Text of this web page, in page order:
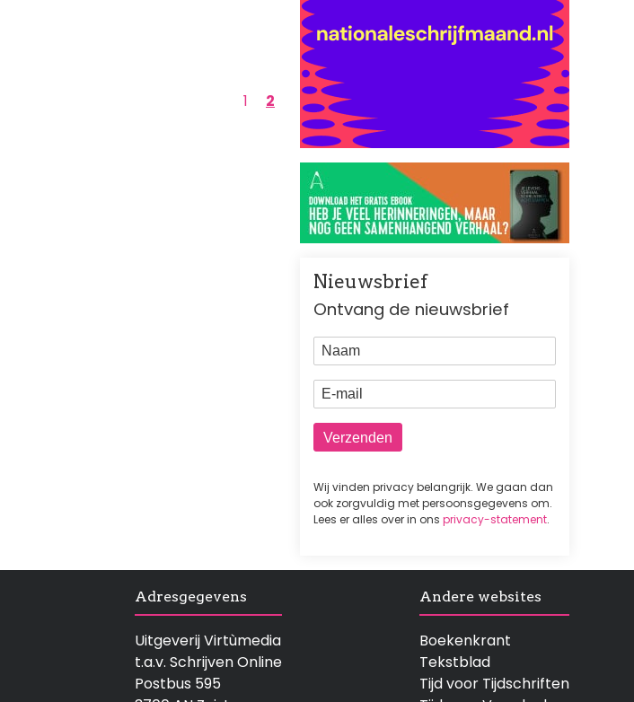
Page
1
Huidige
pagina
2
Nieuwsbrief
Ontvang de nieuwsbrief
Naam
E-mail
Wij vinden privacy belangrijk. We gaan dan
ook zorgvuldig met persoonsgegevens om.
Lees er alles over in ons privacy-statement.
Adresgegevens
Uitgeverij Virtùmedia
t.a.v. Schrijven Online
Postbus 595
Andere websites
Boekenkrant
Tekstblad
Tijd voor Tijdschriften